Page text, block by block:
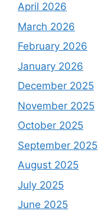
April 2026
March 2026
February 2026
January 2026
December 2025
November 2025
October 2025
September 2025
August 2025
July 2025
June 2025